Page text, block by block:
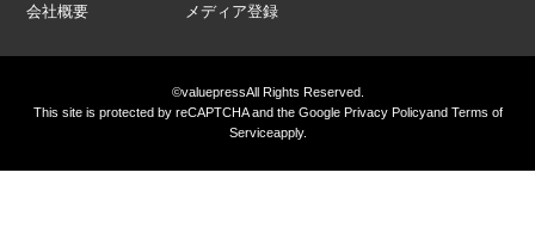
会社概要
メディア登録
©valuepressAll Rights Reserved.
This site is protected by reCAPTCHA and the GooglePrivacy Policyand Terms of
Serviceapply.